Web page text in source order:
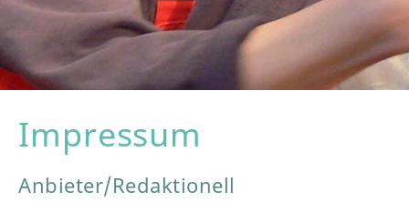
Impressum
Anbieter/Redaktionell